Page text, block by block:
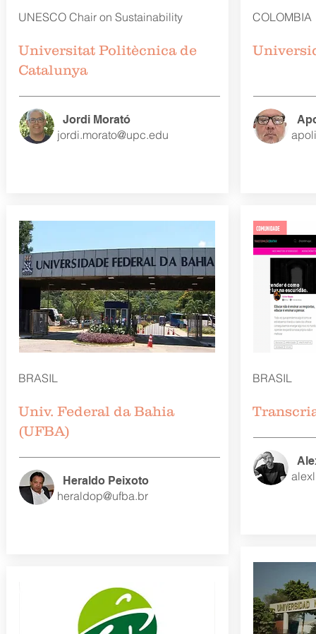
UNESCO Chair on Sustainability
Universitat Politècnica de
Catalunya
jordi.morato@upc.edu
Jordi Morató
BRASIL
Univ. Federal da Bahia
(UFBA)
heraldop@ufba.br
Heraldo Peixoto
COLOMBIA
BRASIL